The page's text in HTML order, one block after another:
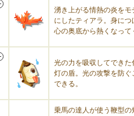
湧き上がる情熱の炎をモ
にしたティアラ。身につ
心の奥底から熱くなって
光の力を吸収してできた
灯の盾。光の攻撃を防ぐ
できる。
乗馬の達人が使う鞭型の